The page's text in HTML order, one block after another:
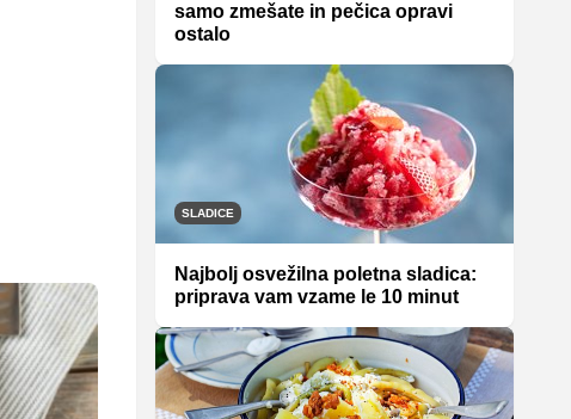
samo zmešate in pečica opravi
ostalo
SLADICE
Najbolj osvežilna poletna sladica:
priprava vam vzame le 10 minut